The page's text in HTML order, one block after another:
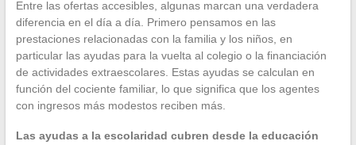
Entre las ofertas accesibles, algunas marcan una verdadera
diferencia en el día a día. Primero pensamos en las
prestaciones relacionadas con la familia y los niños, en
particular las ayudas para la vuelta al colegio o la financiación
de actividades extraescolares. Estas ayudas se calculan en
función del cociente familiar, lo que significa que los agentes
con ingresos más modestos reciben más.
Las ayudas a la escolaridad cubren desde la educación